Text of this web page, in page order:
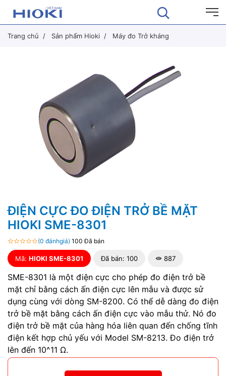
Trang chủ Sản phẩm Hioki Máy đo Trở kháng
ĐIỆN CỰC ĐO ĐIỆN TRỞ BỀ MẶT
HIOKI SME-8301
(0 đánhgiá) 100 Đã bán
Mã: HIOKI SME-8301 Đã bán: 100 887
SME-8301 là một điện cực cho phép đo điện trở bề
mặt chỉ bằng cách ấn điện cực lên mẫu và được sử
dụng cùng với dòng SM-8200. Có thể dễ dàng đo điện
trở bề mặt bằng cách ấn điện cực vào mẫu thử. Nó đo
điện trở bề mặt của hàng hóa liên quan đến chống tĩnh
điện kết hợp chủ yếu với Model SM-8213. Đo điện trở
lên đến 10^11 Ω.